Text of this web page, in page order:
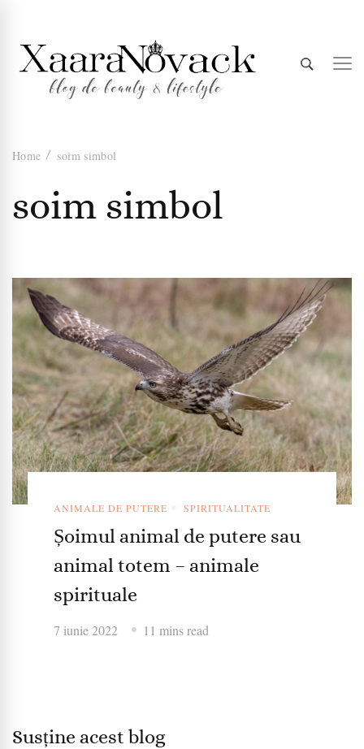
Xaara
Novack
Home soim simbol
soim simbol
ANIMALE DE PUTERE SPIRITUALITATE
Șoimul animal de putere sau
animal totem – animale
spirituale
7 iunie 2022 11 mins read
Susține acest blog